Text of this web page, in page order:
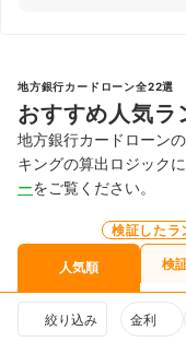
地方銀行カードローン全22選
おすすめ人気ラ
地方銀行カードローン
キングの算出ロジックに
ーをご覧ください。
人気順
検証したラ
検
絞り込み 金利